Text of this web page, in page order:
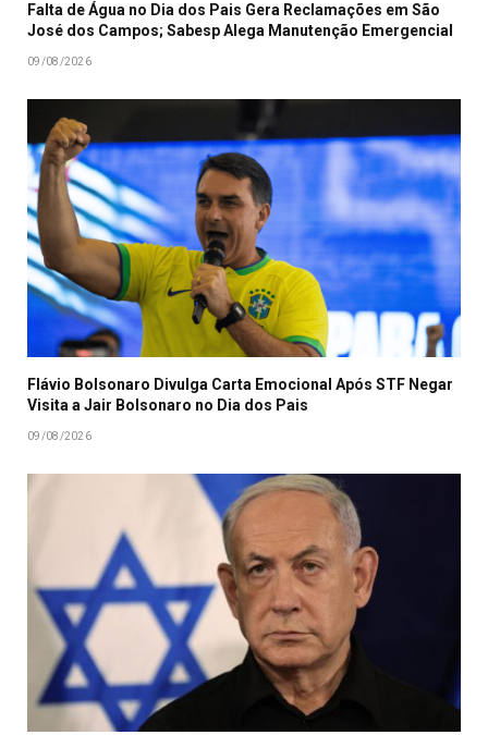
Falta de Água no Dia dos Pais Gera Reclamações em São
José dos Campos; Sabesp Alega Manutenção Emergencial
09/08/2026
Flávio Bolsonaro Divulga Carta Emocional Após STF Negar
Visita a Jair Bolsonaro no Dia dos Pais
09/08/2026